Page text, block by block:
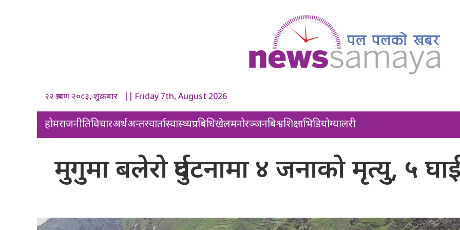
२२ श्रावण २०८३, शुक्रबार || Friday 7th, August 2026
होमराजनीतिविचारअर्थअन्तरवार्तास्वास्थ्यप्रबिधिखेलमनोरञ्जनबिश्वशिक्षाभिडियोग्यालरी
मुगुमा बलेरो दुर्घटनामा ४ जनाको मृत्यु, ५